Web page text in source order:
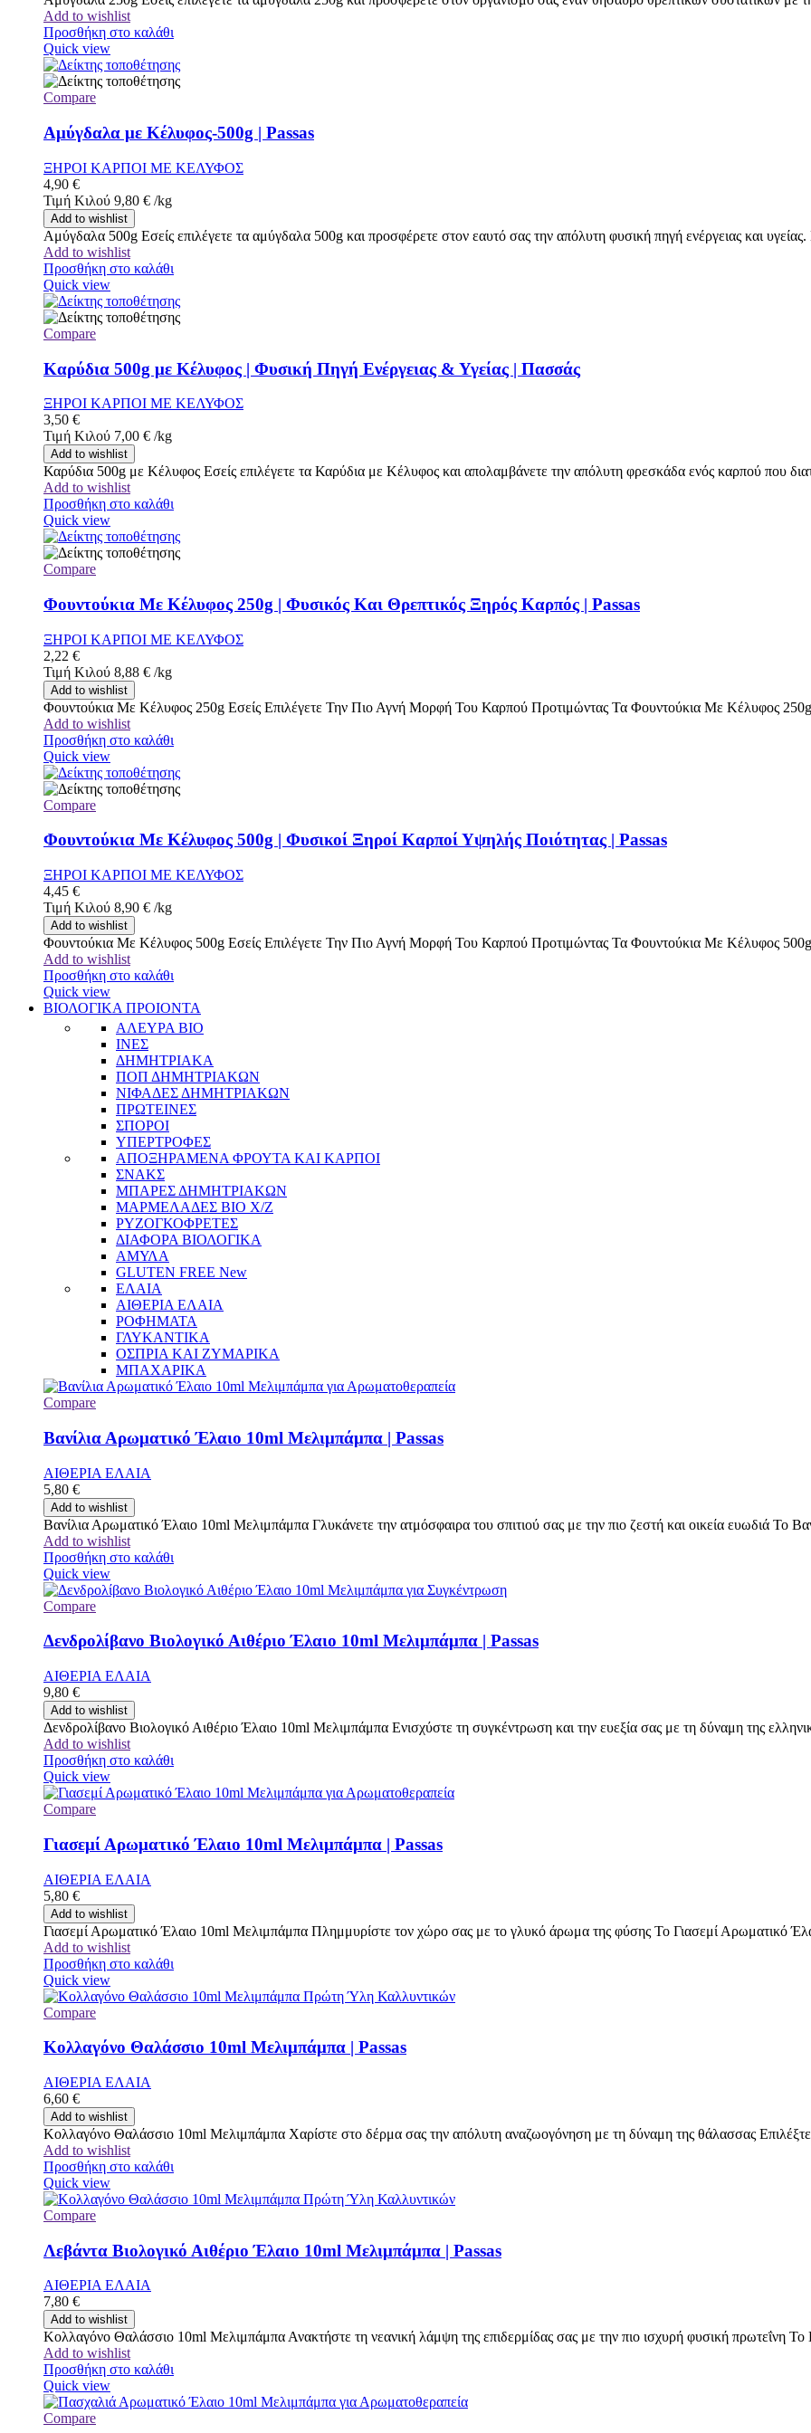
Add to wishlist
Προσθήκη στο καλάθι
Quick view
Compare
Αμύγδαλα με Κέλυφος-500g | Passas
ΞΗΡΟΙ ΚΑΡΠΟΙ ΜΕ ΚΕΛΥΦΟΣ
4,90 €
Τιμή Κιλού 9,80 € /kg
Add to wishlist
Αμύγδαλα 500g Εσείς επιλέγετε τα αμύγδαλα 500g και προσφέρετε στον εαυτό σας την απόλυτη φυσική πηγή ενέργειας και υγείας.
Add to wishlist
Προσθήκη στο καλάθι
Quick view
Compare
Καρύδια 500g με Κέλυφος | Φυσική Πηγή Ενέργειας & Υγείας | Πασσάς
ΞΗΡΟΙ ΚΑΡΠΟΙ ΜΕ ΚΕΛΥΦΟΣ
3,50 €
Τιμή Κιλού 7,00 € /kg
Add to wishlist
Καρύδια 500g με Κέλυφος Εσείς επιλέγετε τα Καρύδια με Κέλυφος και απολαμβάνετε την απόλυτη φρεσκάδα ενός καρπού που
Add to wishlist
Προσθήκη στο καλάθι
Quick view
Compare
Φουντούκια Με Κέλυφος 250g | Φυσικός Και Θρεπτικός Ξηρός Καρπός | Passas
ΞΗΡΟΙ ΚΑΡΠΟΙ ΜΕ ΚΕΛΥΦΟΣ
2,22 €
Τιμή Κιλού 8,88 € /kg
Add to wishlist
Φουντούκια Με Κέλυφος 250g Εσείς Επιλέγετε Την Πιο Αγνή Μορφή Του Καρπού Προτιμώντας Τα Φουντούκια Με Κέλυφος
Add to wishlist
Προσθήκη στο καλάθι
Quick view
Compare
Φουντούκια Με Κέλυφος 500g | Φυσικοί Ξηροί Καρποί Υψηλής Ποιότητας | Passas
ΞΗΡΟΙ ΚΑΡΠΟΙ ΜΕ ΚΕΛΥΦΟΣ
4,45 €
Τιμή Κιλού 8,90 € /kg
Add to wishlist
Φουντούκια Με Κέλυφος 500g Εσείς Επιλέγετε Την Πιο Αγνή Μορφή Του Καρπού Προτιμώντας Τα Φουντούκια Με Κέλυφος
Add to wishlist
Προσθήκη στο καλάθι
Quick view
ΒΙΟΛΟΓΙΚΑ ΠΡΟΙΟΝΤΑ
ΑΛΕΥΡΑ BIO
ΙΝΕΣ
ΔΗΜΗΤΡΙΑΚΑ
ΠΟΠ ΔΗΜΗΤΡΙΑΚΩΝ
ΝΙΦΑΔΕΣ ΔΗΜΗΤΡΙΑΚΩΝ
ΠΡΩΤΕΙΝΕΣ
ΣΠΟΡΟΙ
ΥΠΕΡΤΡΟΦΕΣ
ΑΠΟΞΗΡΑΜΕΝΑ ΦΡΟΥΤΑ ΚΑΙ ΚΑΡΠΟΙ
ΣΝΑΚΣ
ΜΠΑΡΕΣ ΔΗΜΗΤΡΙΑΚΩΝ
ΜΑΡΜΕΛΑΔΕΣ BIO Χ/Ζ
ΡΥΖΟΓΚΟΦΡΕΤΕΣ
ΔΙΑΦΟΡΑ ΒΙΟΛΟΓΙΚΑ
ΑΜΥΛΑ
GLUTEN FREE New
ΕΛΑΙΑ
ΑΙΘΕΡΙΑ ΕΛΑΙΑ
ΡΟΦΗΜΑΤΑ
ΓΛΥΚΑΝΤΙΚΑ
ΟΣΠΡΙΑ ΚΑΙ ΖΥΜΑΡΙΚΑ
ΜΠΑΧΑΡΙΚΑ
Compare
Βανίλια Αρωματικό Έλαιο 10ml Μελιμπάμπα | Passas
ΑΙΘΕΡΙΑ ΕΛΑΙΑ
5,80 €
Add to wishlist
Βανίλια Αρωματικό Έλαιο 10ml Μελιμπάμπα Γλυκάνετε την ατμόσφαιρα του σπιτιού σας με την πιο ζεστή και οικεία ευωδιά Το
Add to wishlist
Προσθήκη στο καλάθι
Quick view
Compare
Δενδρολίβανο Βιολογικό Αιθέριο Έλαιο 10ml Μελιμπάμπα | Passas
ΑΙΘΕΡΙΑ ΕΛΑΙΑ
9,80 €
Add to wishlist
Δενδρολίβανο Βιολογικό Αιθέριο Έλαιο 10ml Μελιμπάμπα Ενισχύστε τη συγκέντρωση και την ευεξία σας με τη δύναμη της
Add to wishlist
Προσθήκη στο καλάθι
Quick view
Compare
Γιασεμί Αρωματικό Έλαιο 10ml Μελιμπάμπα | Passas
ΑΙΘΕΡΙΑ ΕΛΑΙΑ
5,80 €
Add to wishlist
Γιασεμί Αρωματικό Έλαιο 10ml Μελιμπάμπα Πλημμυρίστε τον χώρο σας με το γλυκό άρωμα της φύσης Το Γιασεμί Αρωματικό
Add to wishlist
Προσθήκη στο καλάθι
Quick view
Compare
Κολλαγόνο Θαλάσσιο 10ml Μελιμπάμπα | Passas
ΑΙΘΕΡΙΑ ΕΛΑΙΑ
6,60 €
Add to wishlist
Κολλαγόνο Θαλάσσιο 10ml Μελιμπάμπα Χαρίστε στο δέρμα σας την απόλυτη αναζωογόνηση με τη δύναμη της θάλασσας
Add to wishlist
Προσθήκη στο καλάθι
Quick view
Compare
Λεβάντα Βιολογικό Αιθέριο Έλαιο 10ml Μελιμπάμπα | Passas
ΑΙΘΕΡΙΑ ΕΛΑΙΑ
7,80 €
Add to wishlist
Κολλαγόνο Θαλάσσιο 10ml Μελιμπάμπα Ανακτήστε τη νεανική λάμψη της επιδερμίδας σας με την πιο ισχυρή φυσική πρωτεΐνη
Add to wishlist
Προσθήκη στο καλάθι
Quick view
Compare